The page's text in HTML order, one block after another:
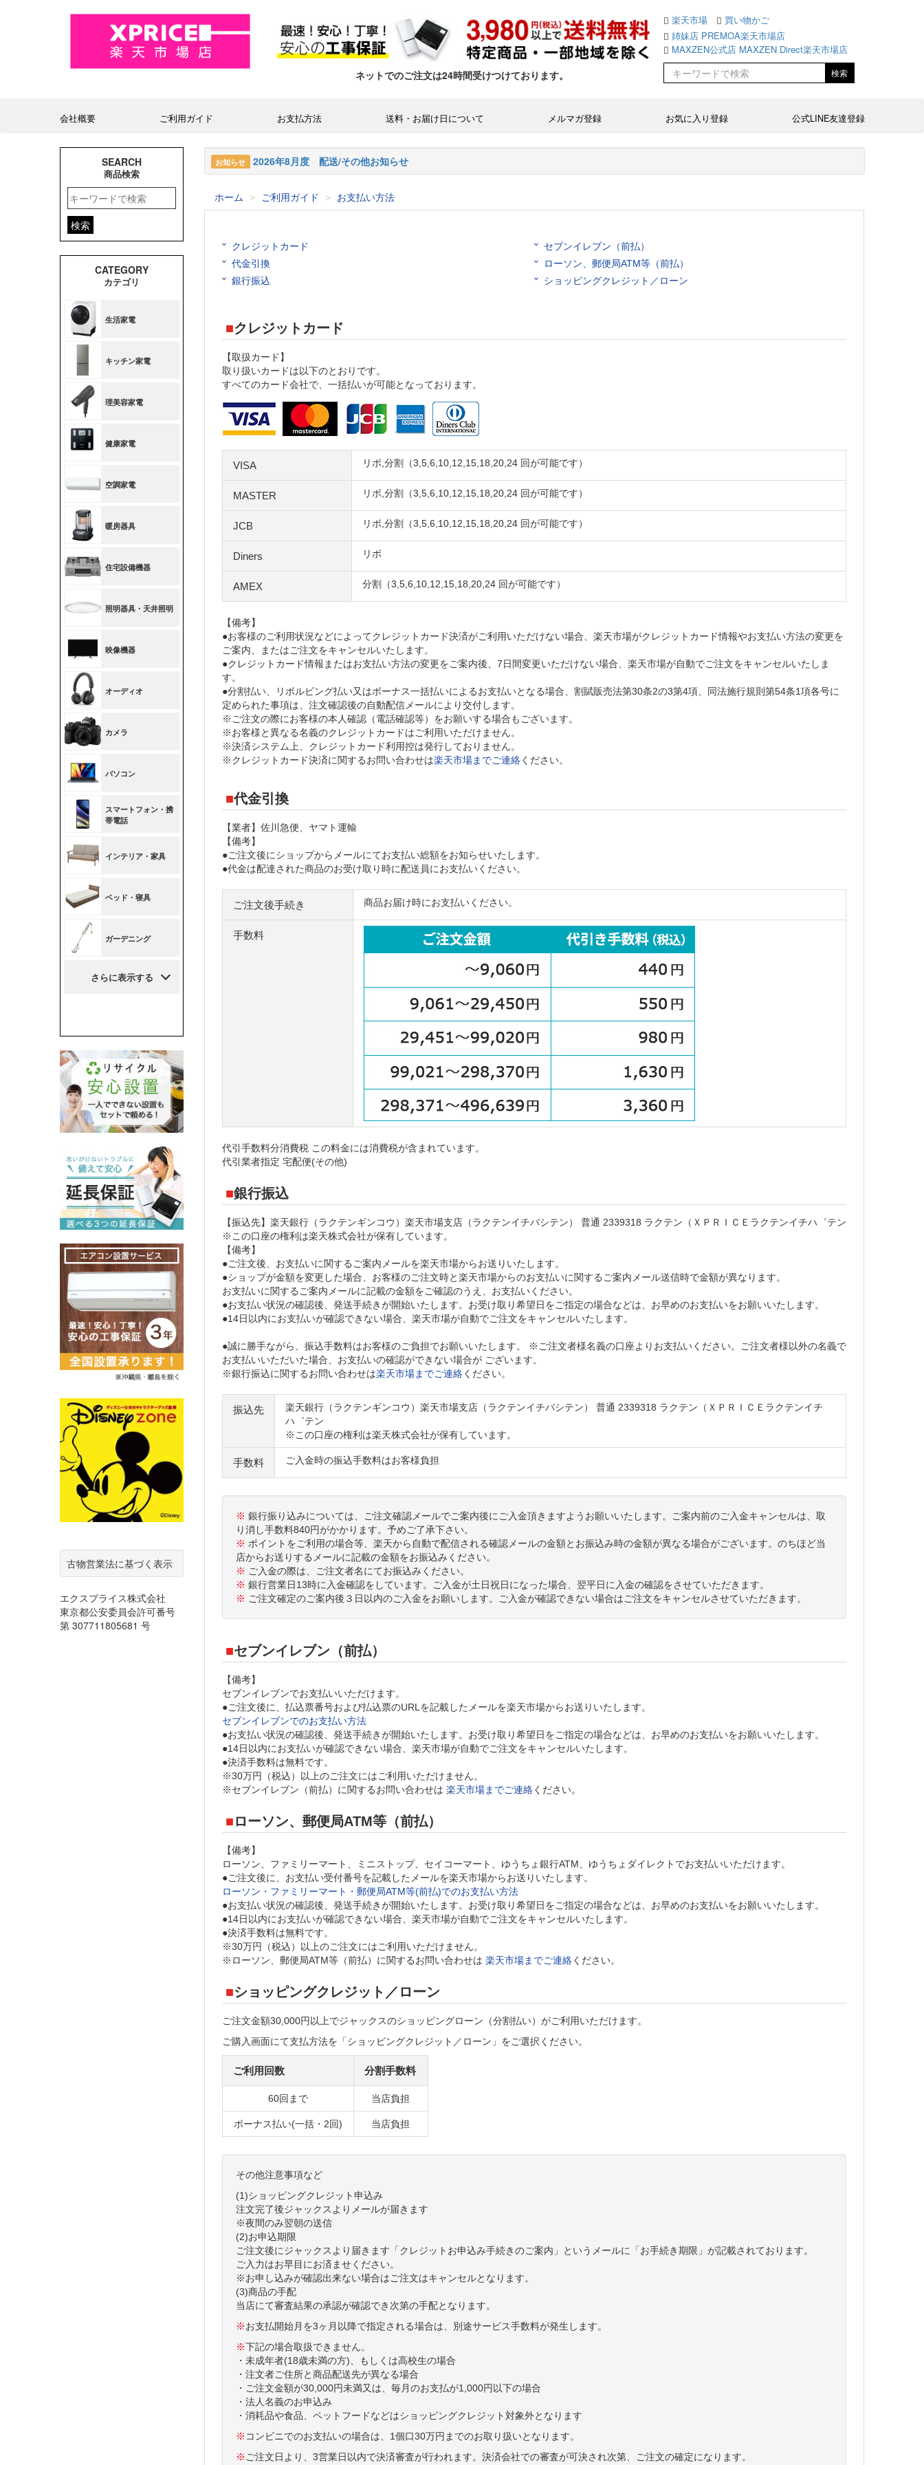
ホーム ご利用ガイド お支払い方法
クレジットカード
代金引換
銀行振込
セブンイレブン（前払）
ローソン、郵便局ATM等（前払）
ショッピングクレジット／ローン
クレジットカード
【取扱カード】
取り扱いカードは以下のとおりです。
すべてのカード会社で、一括払いが可能となっております。
VISA リボ,分割（3,5,6,10,12,15,18,20,24 回が可能です）
MASTER リボ,分割（3,5,6,10,12,15,18,20,24 回が可能です）
JCB リボ,分割（3,5,6,10,12,15,18,20,24 回が可能です）
Diners リボ
AMEX 分割（3,5,6,10,12,15,18,20,24 回が可能です）
【備考】
●お客様のご利用状況などによってクレジットカード決済がご利用いただけない場合、楽天市場がクレジットカード情報やお支払い方法の変更を
ご案内、またはご注文をキャンセルいたします。
●クレジットカード情報またはお支払い方法の変更をご案内後、7日間変更いただけない場合、楽天市場が自動でご注文をキャンセルいたしま
す。
●分割払い、リボルビング払い又はボーナス一括払いによるお支払いとなる場合、割賦販売法第30条2の3第4項、同法施行規則第54条1項各号に
定められた事項は、注文確認後の自動配信メールにより交付します。
※ご注文の際にお客様の本人確認（電話確認等）をお願いする場合もございます。
※お客様と異なる名義のクレジットカードはご利用いただけません。
※決済システム上、クレジットカード利用控は発行しておりません。
※クレジットカード決済に関するお問い合わせは楽天市場までご連絡ください。
代金引換
【業者】佐川急便、ヤマト運輸
【備考】
●ご注文後にショップからメールにてお支払い総額をお知らせいたします。
●代金は配達された商品のお受け取り時に配送員にお支払いください。
ご注文後手続き 商品お届け時にお支払いください。
手数料
代引手数料分消費税 この料金には消費税が含まれています。
代引業者指定 宅配便(その他)
銀行振込
【振込先】楽天銀行（ラクテンギンコウ）楽天市場支店（ラクテンイチバシテン） 普通 2339318 ラクテン（ＸＰＲＩＣＥラクテンイチハ゛テン
※この口座の権利は楽天株式会社が保有しています。
【備考】
●ご注文後、お支払いに関するご案内メールを楽天市場からお送りいたします。
●ショップが金額を変更した場合、お客様のご注文時と楽天市場からのお支払いに関するご案内メール送信時で金額が異なります。
お支払いに関するご案内メールに記載の金額をご確認のうえ、お支払いください。
●お支払い状況の確認後、発送手続きが開始いたします。お受け取り希望日をご指定の場合などは、お早めのお支払いをお願いいたします。
●14日以内にお支払いが確認できない場合、楽天市場が自動でご注文をキャンセルいたします。
●誠に勝手ながら、振込手数料はお客様のご負担でお願いいたします。 ※ご注文者様名義の口座よりお支払いください。ご注文者様以外の名義で
お支払いいただいた場合、お支払いの確認ができない場合が ございます。
※銀行振込に関するお問い合わせは楽天市場までご連絡ください。
振込先
楽天銀行（ラクテンギンコウ）楽天市場支店（ラクテンイチバシテン） 普通 2339318 ラクテン（ＸＰＲＩＣＥラクテンイチ
ハ゛テン
※この口座の権利は楽天株式会社が保有しています。
手数料 ご入金時の振込手数料はお客様負担
※ 銀行振り込みについては、ご注文確認メールでご案内後にご入金頂きますようお願いいたします。ご案内前のご入金キャンセルは、取
り消し手数料840円がかかります。予めご了承下さい。
※ ポイントをご利用の場合等、楽天から自動で配信される確認メールの金額とお振込み時の金額が異なる場合がございます。のちほど当
店からお送りするメールに記載の金額をお振込みください。
※ ご入金の際は、ご注文者名にてお振込みください。
※ 銀行営業日13時に入金確認をしています。ご入金が土日祝日になった場合、翌平日に入金の確認をさせていただきます。
※ ご注文確定のご案内後３日以内のご入金をお願いします。ご入金が確認できない場合はご注文をキャンセルさせていただきます。
セブンイレブン（前払）
【備考】
セブンイレブンでお支払いいただけます。
●ご注文後に、払込票番号および払込票のURLを記載したメールを楽天市場からお送りいたします。
セブンイレブンでのお支払い方法
●お支払い状況の確認後、発送手続きが開始いたします。お受け取り希望日をご指定の場合などは、お早めのお支払いをお願いいたします。
●14日以内にお支払いが確認できない場合、楽天市場が自動でご注文をキャンセルいたします。
●決済手数料は無料です。
※30万円（税込）以上のご注文にはご利用いただけません。
※セブンイレブン（前払）に関するお問い合わせは 楽天市場までご連絡ください。
ローソン、郵便局ATM等（前払）
【備考】
ローソン、ファミリーマート、ミニストップ、セイコーマート、ゆうちょ銀行ATM、ゆうちょダイレクトでお支払いいただけます。
●ご注文後に、お支払い受付番号を記載したメールを楽天市場からお送りいたします。
ローソン・ファミリーマート・郵便局ATM等(前払)でのお支払い方法
●お支払い状況の確認後、発送手続きが開始いたします。お受け取り希望日をご指定の場合などは、お早めのお支払いをお願いいたします。
●14日以内にお支払いが確認できない場合、楽天市場が自動でご注文をキャンセルいたします。
●決済手数料は無料です。
※30万円（税込）以上のご注文にはご利用いただけません。
※ローソン、郵便局ATM等（前払）に関するお問い合わせは 楽天市場までご連絡ください。
ショッピングクレジット／ローン
ご注文金額30,000円以上でジャックスのショッピングローン（分割払い）がご利用いただけます。
ご購入画面にて支払方法を「ショッピングクレジット／ローン」をご選択ください。
ご利用回数 分割手数料
60回まで 当店負担
ボーナス払い(一括・2回) 当店負担
その他注意事項など
(1)ショッピングクレジット申込み
注文完了後ジャックスよりメールが届きます
※夜間のみ翌朝の送信
(2)お申込期限
ご注文後にジャックスより届きます「クレジットお申込み手続きのご案内」というメールに「お手続き期限」が記載されております。
ご入力はお早目にお済ませください。
※お申し込みが確認出来ない場合はご注文はキャンセルとなります。
(3)商品の手配
当店にて審査結果の承認が確認でき次第の手配となります。
※お支払開始月を3ヶ月以降で指定される場合は、別途サービス手数料が発生します。
※下記の場合取扱できません。
・未成年者(18歳未満の方)、もしくは高校生の場合
・注文者ご住所と商品配送先が異なる場合
・ご注文金額が30,000円未満又は、毎月のお支払が1,000円以下の場合
・法人名義のお申込み
・消耗品や食品、ペットフードなどはショッピングクレジット対象外となります
※ コンビニでのお支払いの場合は、1個口30万円までのお取り扱いとなります。
※ ご注文日より、3営業日以内で決済審査が行われます。決済会社での審査が可決され次第、ご注文の確定になります。